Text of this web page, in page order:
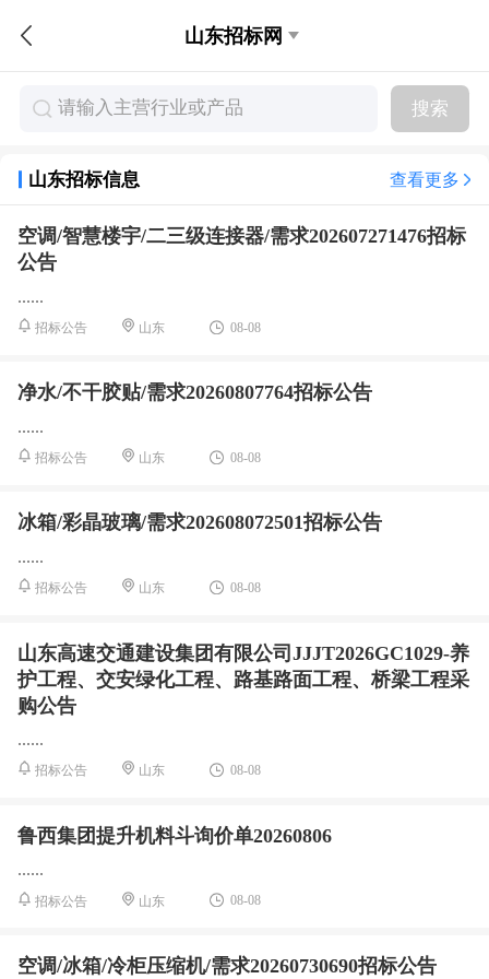
山东招标网
搜索
山东招标信息 查看更多
空调/智慧楼宇/二三级连接器/需求202607271476招标
公告
......
招标公告 山东 08-08
净水/不干胶贴/需求20260807764招标公告
......
招标公告 山东 08-08
冰箱/彩晶玻璃/需求202608072501招标公告
......
招标公告 山东 08-08
山东高速交通建设集团有限公司JJJT2026GC1029-养
护工程、交安绿化工程、路基路面工程、桥梁工程采
购公告
......
招标公告 山东 08-08
鲁西集团提升机料斗询价单20260806
......
招标公告 山东 08-08
空调/冰箱/冷柜压缩机/需求20260730690招标公告